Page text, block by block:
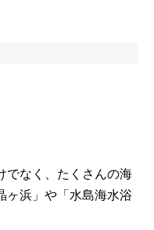
でなく、たくさんの海
ヶ浜」や「水島海水浴